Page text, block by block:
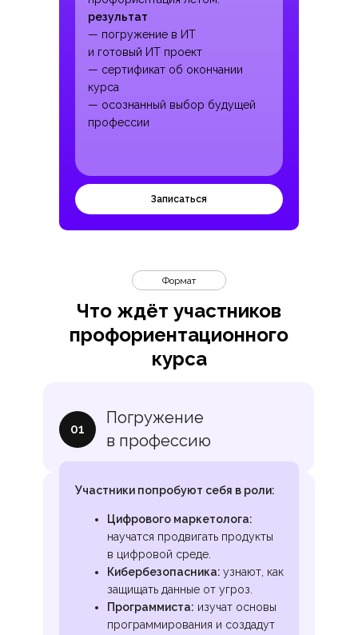
Записаться
результат
— погружение в ИТ
и готовый ИТ проект
— сертификат об окончании
курса
— осознанный выбор будущей
профессии
Участники попробуют себя в роли:
Цифрового маркетолога:
научатся продвигать продукты
в цифровой среде.
Кибербезопасника: узнают, как
защищать данные от угроз.
Программиста: изучат основы
программирования и создадут
Что ждёт участников
профориентационного
курса
Формат
Погружение
в профессию
01